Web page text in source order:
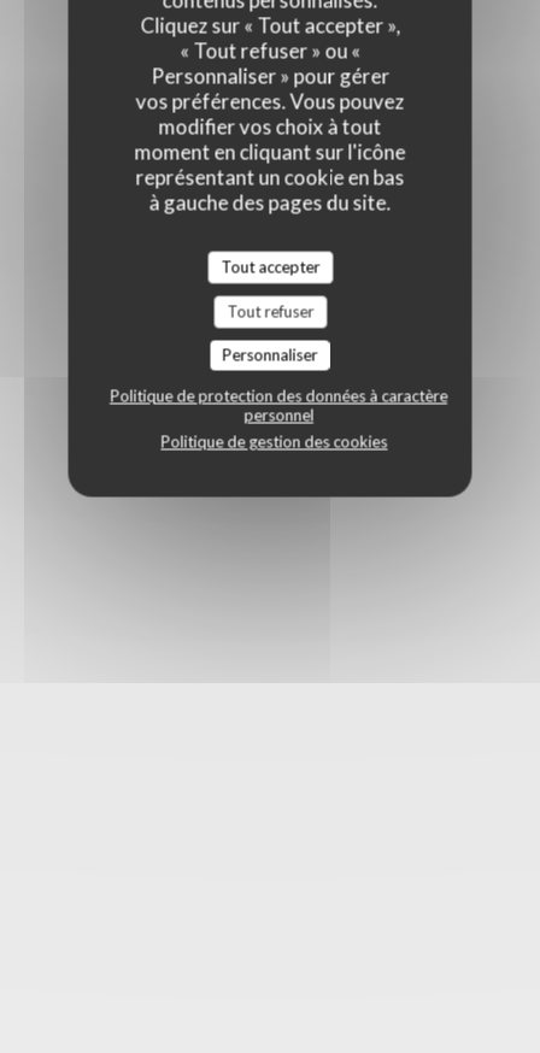
Cliquez sur « Tout accepter »,
« Tout refuser » ou «
Personnaliser » pour gérer
vos préférences. Vous pouvez
modifier vos choix à tout
moment en cliquant sur l'icône
représentant un cookie en bas
à gauche des pages du site.
Tout accepter
Tout refuser
Personnaliser
Politique de protection des données à caractère
personnel
Politique de gestion des cookies